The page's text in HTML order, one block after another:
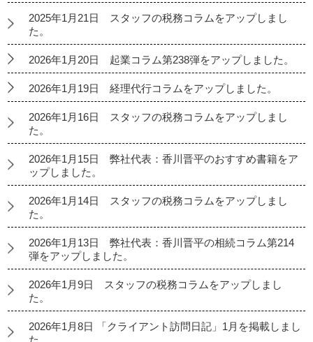
2025年1月21日 スタッフの税務コラムをアップしまし
た。
2026年1月20日 起業コラム第238弾をアップしました。
2026年1月19日 経理代行コラムをアップしました。
2026年1月16日 スタッフの税務コラムをアップしまし
た。
2026年1月15日 弊社代表：香川晋平のおすすめ書籍をア
ップしました。
2026年1月14日 スタッフの税務コラムをアップしまし
た。
2026年1月13日 弊社代表：香川晋平の相続コラム第214
弾をアップしました。
2026年1月9日 スタッフの税務コラムをアップしまし
た。
2026年1月8日 「クライアント訪問日記」1月を掲載しまし
た。